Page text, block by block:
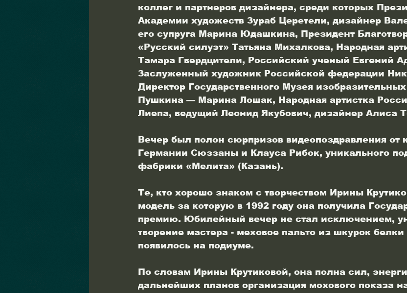
коллег и партнеров дизайнера, среди которых
Академии художеств Зураб Церетели, дизайнер
его супруга Марина Юдашкина, Президент
«Русский силуэт» Татьяна Михалкова, Народная
Тамара Гвердцители, Российский ученый Евгений
Заслуженный художник Российской федерации
Директор Государственного Музея
Пушкина — Марина Лошак, Народная артистка
Лиепа, ведущий Леонид Якубович, дизайнер Алиса
Вечер был полон сюрпризов видеопоздравления от
Германии Сюззаны и Клауса Рибок, уникального
фабрики «Мелита» (Казань).
Те, кто хорошо знаком с творчеством Ирины
модель за которую в 1992 году она получила
премию. Юбилейный вечер не стал исключением,
творение мастера - меховое пальто из шкурок белки
появилось на подиуме.
По словам Ирины Крутиковой, она полна сил,
дальнейших планов организация мохового показа